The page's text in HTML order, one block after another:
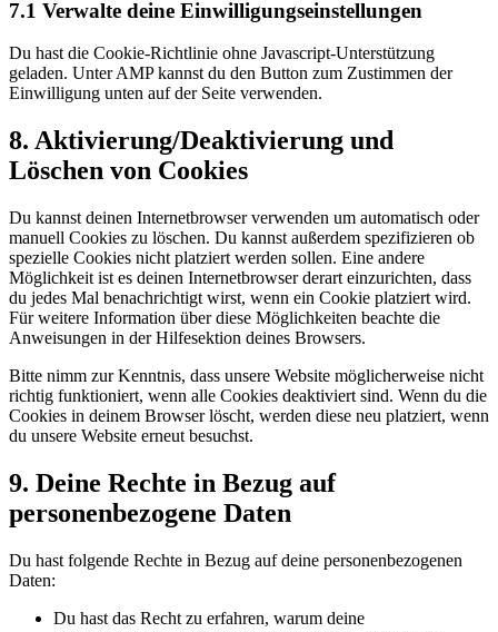
7.1 Verwalte deine Einwilligungseinstellungen
Du hast die Cookie-Richtlinie ohne Javascript-Unterstützung
geladen. Unter AMP kannst du den Button zum Zustimmen der
Einwilligung unten auf der Seite verwenden.
8. Aktivierung/Deaktivierung und
Löschen von Cookies
Du kannst deinen Internetbrowser verwenden um automatisch oder
manuell Cookies zu löschen. Du kannst außerdem spezifizieren ob
spezielle Cookies nicht platziert werden sollen. Eine andere
Möglichkeit ist es deinen Internetbrowser derart einzurichten, dass
du jedes Mal benachrichtigt wirst, wenn ein Cookie platziert wird.
Für weitere Information über diese Möglichkeiten beachte die
Anweisungen in der Hilfesektion deines Browsers.
Bitte nimm zur Kenntnis, dass unsere Website möglicherweise nicht
richtig funktioniert, wenn alle Cookies deaktiviert sind. Wenn du die
Cookies in deinem Browser löscht, werden diese neu platziert, wenn
du unsere Website erneut besuchst.
9. Deine Rechte in Bezug auf
personenbezogene Daten
Du hast folgende Rechte in Bezug auf deine personenbezogenen
Daten:
Du hast das Recht zu erfahren, warum deine